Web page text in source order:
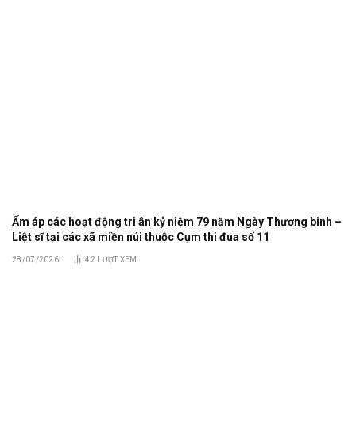
Ấm áp các hoạt động tri ân kỷ niệm 79 năm Ngày Thương binh –
Liệt sĩ tại các xã miền núi thuộc Cụm thi đua số 11
28/07/2026 42 LƯỢT XEM